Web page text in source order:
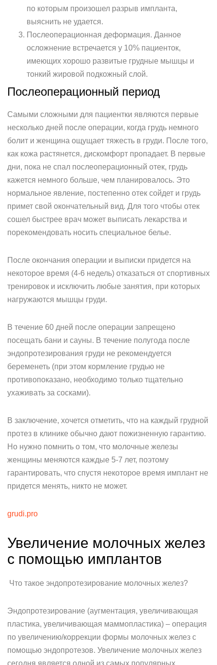
по которым произошел разрыв импланта,
выяснить не удается.
Послеоперационная деформация. Данное
осложнение встречается у 10% пациенток,
имеющих хорошо развитые грудные мышцы и
тонкий жировой подкожный слой.
Послеоперационный период
Самыми сложными для пациентки являются первые
несколько дней после операции, когда грудь немного
болит и женщина ощущает тяжесть в груди. После того,
как кожа растянется, дискомфорт пропадает. В первые
дни, пока не спал послеоперационный отек, грудь
кажется немного больше, чем планировалось. Это
нормальное явление, постепенно отек сойдет и грудь
примет свой окончательный вид. Для того чтобы отек
сошел быстрее врач может выписать лекарства и
порекомендовать носить специальное белье.
После окончания операции и выписки придется на
некоторое время (4-6 недель) отказаться от спортивных
тренировок и исключить любые занятия, при которых
нагружаются мышцы груди.
В течение 60 дней после операции запрещено
посещать бани и сауны. В течение полугода после
эндопротезирования груди не рекомендуется
беременеть (при этом кормление грудью не
противопоказано, необходимо только тщательно
ухаживать за сосками).
В заключение, хочется отметить, что на каждый грудной
протез в клинике обычно дают пожизненную гарантию.
Но нужно помнить о том, что молочные железы
женщины меняются каждые 5-7 лет, поэтому
гарантировать, что спустя некоторое время имплант не
придется менять, никто не может.
grudi.pro
Увеличение молочных желез
с помощью имплантов
Что такое эндопротезирование молочных желез?
Эндопротезирование (аугментация, увеличивающая
пластика, увеличивающая маммопластика) – операция
по увеличению/коррекции формы молочных желез с
помощью эндопротезов. Увеличение молочных желез
сегодня является одной из самых популярных